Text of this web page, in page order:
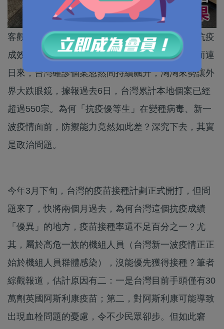
客觀講，新冠肺炎疫情全球大爆發以來，台灣的抗疫
成效至少從表面上來看，其實一直都算不錯，然而連
日來，台灣確診個案忽然間持續飆升，洶洶來勢讓外
界大跌眼鏡，據報過去6日，台灣累計本地個案已經
超過550宗。為何「抗疫優等生」在變種病毒、新一
波疫情面前，防禦能力竟然如此差？深究下去，其實
是政治問題。
今年3月下旬，台灣的疫苗接種計劃正式開打，但問
題來了，快將兩個月過去，為何台灣這個抗疫成績
「優異」的地方，疫苗接種率還不足百分之一？尤
其，屬於高危一族的機組人員（台灣新一波疫情正正
始於機組人員群體感染），沒能優先獲得接種？筆者
綜觀報道，估計原因有二：一是台灣目前手頭僅有30
萬劑英國阿斯利康疫苗；第二，對阿斯利康可能導致
出現血栓問題的憂慮，令不少民眾卻步。但如此窘